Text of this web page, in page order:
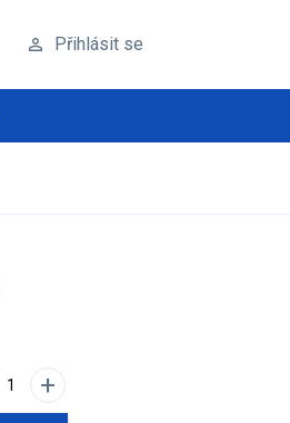
perm_identity Přihlásit se
+